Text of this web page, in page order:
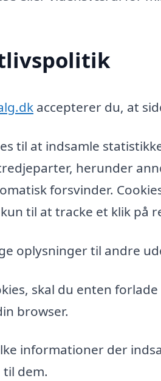
accepterer du, at
til at indsamle
herunder
forsvinder.
til at tracke et klik på
oplysninger til andre
skal du enten
browser.
informationer der
dem.